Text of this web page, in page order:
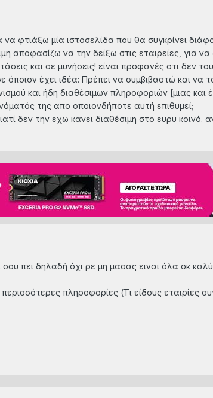
φτιάξω μία ιστοσελίδα που θα συγκρίνει
αποφασίζω να την δείξω στις εταιρείες, για
και σε μυνήσεις! είναι προφανές οτι δεν
όποιον έχει ιδέα: Πρέπει να συμβιβαστώ και
και ήδη διαθέσιμων πληροφοριών [μιας και
της απο οποιονδήποτε αυτή επιθυμεί;
δεν την εχω κανει διαθέσιμη στο ευρυ
πει δηλαδή όχι ρε μη μασας ειναι όλα οκ
πληροφορίες (Τι είδους εταιρίες